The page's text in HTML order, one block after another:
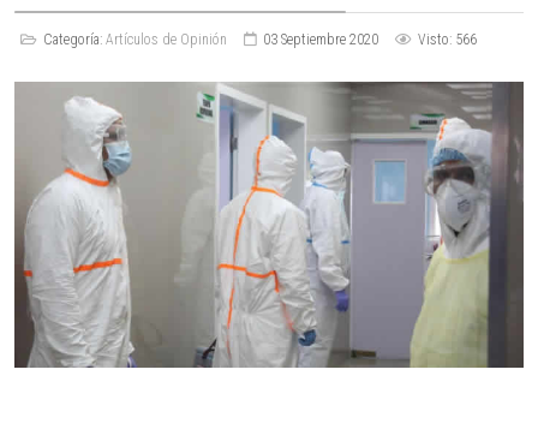
Categoría: Artículos de Opinión 03 Septiembre 2020 Visto: 566